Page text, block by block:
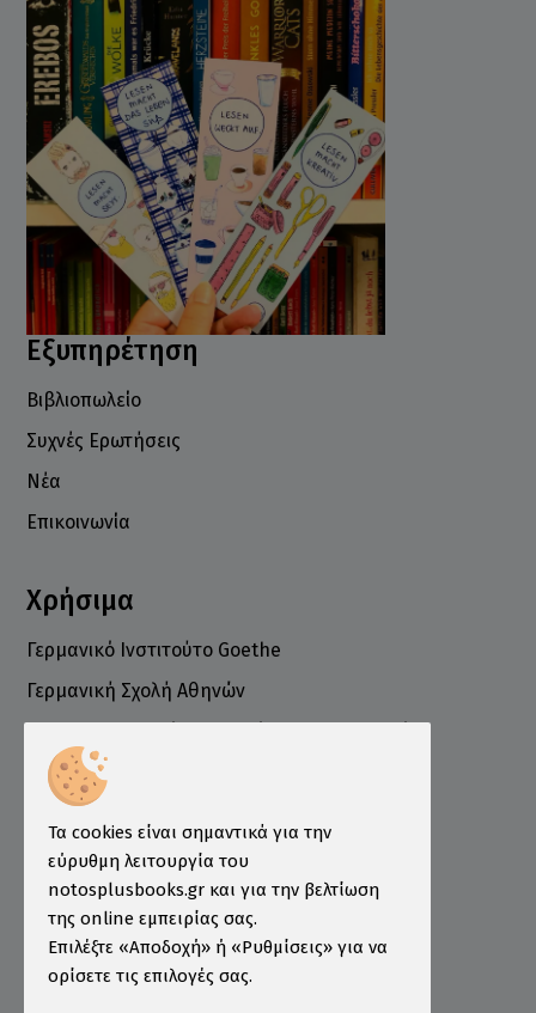
Εξυπηρέτηση
Βιβλιοπωλείο
Συχνές Ερωτήσεις
Νέα
Επικοινωνία
Χρήσιμα
Γερμανικό Ινστιτούτο Goethe
Γερμανική Σχολή Αθηνών
Επιμελητήριο
Ινστιτούτο ÖSD Ελλάδας
Πληροφορίες
Τρόποι Παραγγελίας
Τρόποι Πληρωμής
Τρόποι Αποστολής
Τα cookies είναι σημαντικά για την
εύρυθμη λειτουργία του
notosplusbooks.gr και για την βελτίωση
της online εμπειρίας σας.
Επιλέξτε «Αποδοχή» ή «Ρυθμίσεις» για να
ορίσετε τις επιλογές σας.